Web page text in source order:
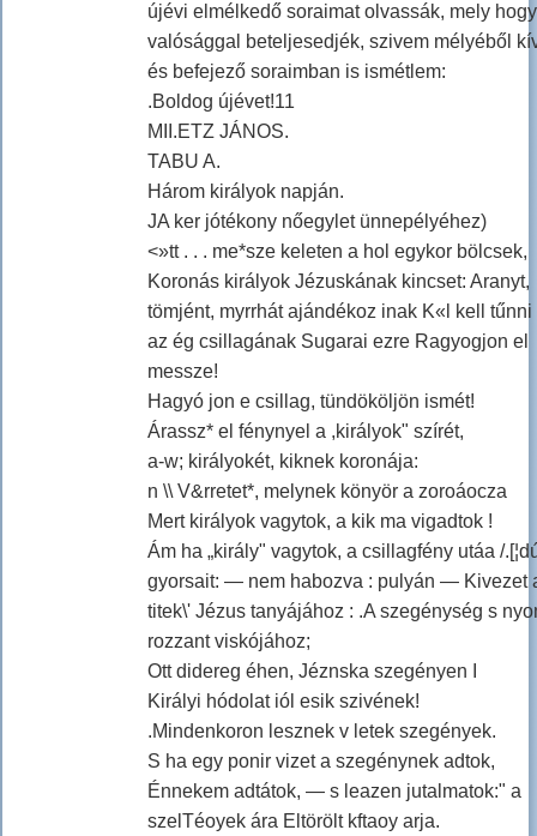
újévi elmélkedő soraimat olvassák, mely hogy
valósággal beteljesedjék, szivem mélyéből
és befejező soraimban is ismétlem:
.Boldog újévet!11
MII.ETZ JÁNOS.
TABU A.
Három királyok napján.
JA ker jótékony nőegylet ünnepélyéhez)
<»tt . . . me*sze keleten a hol egykor bölcsek,
Koronás királyok Jézuskának kincset: Aranyt,
tömjént, myrrhát ajándékoz inak K«l kell tűnni
az ég csillagának Sugarai ezre Ragyogjon el
messze!
Hagyó jon e csillag, tündököljön ismét!
Árassz* el fénynyel a ,királyok" szírét,
a-w; királyokét, kiknek koronája:
n \\ V&rretet*, melynek könyör a zoroáocza
Mert királyok vagytok, a kik ma vigadtok !
Ám ha „király" vagytok, a csillagfény utáa /
gyorsait: — nem habozva : pulyán — Kivezet
titek\' Jézus tanyájához : .A szegénység s
rozzant viskójához;
Ott didereg éhen, Jéznska szegényen I
Királyi hódolat iól esik szivének!
.Mindenkoron lesznek v letek szegények.
S ha egy ponir vizet a szegénynek adtok,
Énnekem adtátok, — s leazen jutalmatok:" a
szelTéoyek ára Eltörölt kftaoy arja.